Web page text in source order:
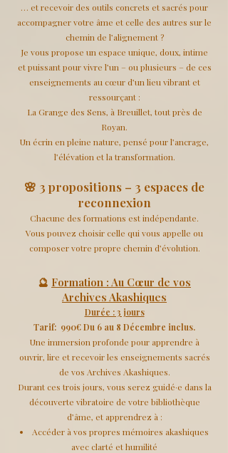
… et recevoir des outils concrets et sacrés pour
accompagner votre âme et celle des autres sur le
chemin de l’alignement ?
Je vous propose un espace unique, doux, intime
et puissant pour vivre l’un – ou plusieurs – de ces
enseignements au cœur d’un lieu vibrant et
ressourçant :
La Grange des Sens, à Breuillet, tout près de
Royan.
Un écrin en pleine nature, pensé pour l’ancrage,
l’élévation et la transformation.
🌸 3 propositions – 3 espaces de
reconnexion
Chacune des formations est indépendante.
Vous pouvez choisir celle qui vous appelle ou
composer votre propre chemin d’évolution.
🔮 Formation : Au Cœur de vos
Archives Akashiques
Durée : 3 jours
Tarif: 990€ Du 6 au 8 Décembre inclus.
Une immersion profonde pour apprendre à
ouvrir, lire et recevoir les enseignements sacrés
de vos Archives Akashiques.
Durant ces trois jours, vous serez guidé·e dans la
découverte vibratoire de votre bibliothèque
d’âme, et apprendrez à :
Accéder à vos propres mémoires akashiques
avec clarté et humilité